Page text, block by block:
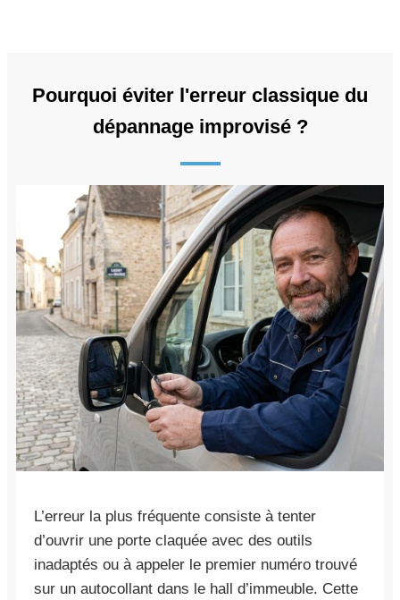
Pourquoi éviter l'erreur classique du
dépannage improvisé ?
L’erreur la plus fréquente consiste à tenter
d’ouvrir une porte claquée avec des outils
inadaptés ou à appeler le premier numéro trouvé
sur un autocollant dans le hall d’immeuble. Cette